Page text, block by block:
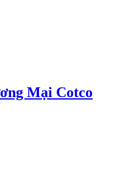
Mại Cotco